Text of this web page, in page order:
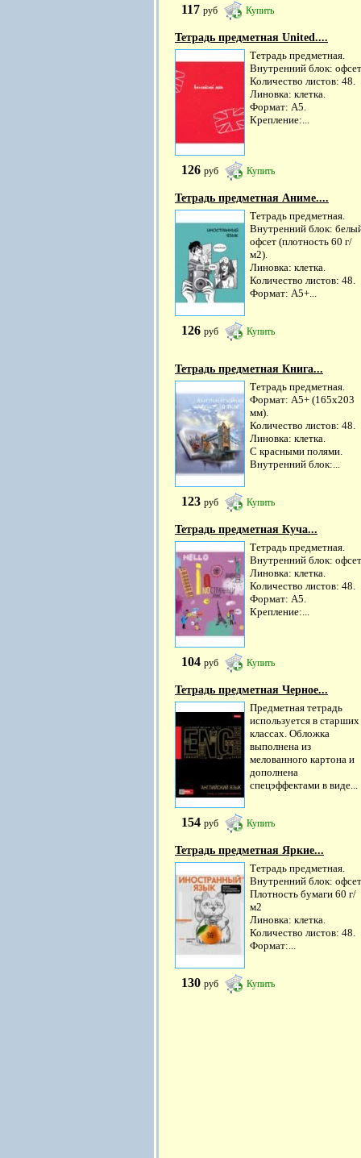
117 руб Купить
Тетрадь предметная United....
Тетрадь предметная.
Внутренний блок:
Количество листов: 48.
Линовка: клетка.
Формат: А5.
Крепление:...
126 руб Купить
Тетрадь предметная Аниме....
Тетрадь предметная.
Внутренний блок:
офсет (плотность 60 г/
м2).
Линовка: клетка.
Количество листов: 48.
Формат: А5+...
126 руб Купить
Тетрадь предметная Книга...
Тетрадь предметная.
Формат: А5+ (165х203
мм).
Количество листов: 48.
Линовка: клетка.
С красными полями.
Внутренний блок:...
123 руб Купить
Тетрадь предметная Куча...
Тетрадь предметная.
Внутренний блок:
Линовка: клетка.
Количество листов: 48.
Формат: А5.
Крепление:...
104 руб Купить
Тетрадь предметная Черное...
Предметная тетрадь
используется в старших
классах. Обложка
выполнена из
мелованного картона и
дополнена
спецэффектами в виде...
154 руб Купить
Тетрадь предметная Яркие...
Тетрадь предметная.
Внутренний блок:
Плотность бумаги 60 г/
м2
Линовка: клетка.
Количество листов: 48.
Формат:...
130 руб Купить